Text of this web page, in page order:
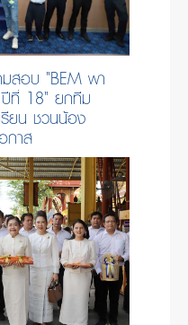
สอบ "BEM พา
ที่ 18" ยกทีม
รียน ชวนน้อง
กาส